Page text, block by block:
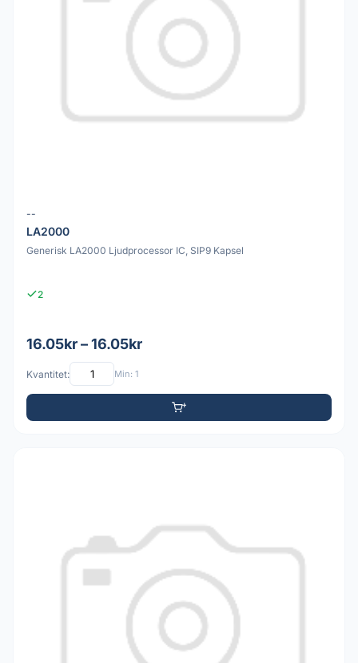
--
LA2000
Generisk LA2000 Ljudprocessor IC, SIP9 Kapsel
2
16.05kr – 16.05kr
Kvantitet: Min: 1